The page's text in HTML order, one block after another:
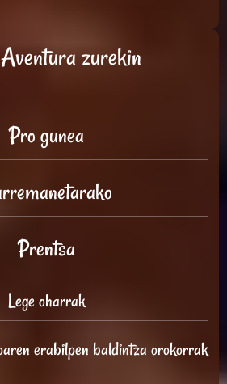
zurekin
Pro gunea
Prentsa
Lege oharrak
erabilpen baldintza orokorrak